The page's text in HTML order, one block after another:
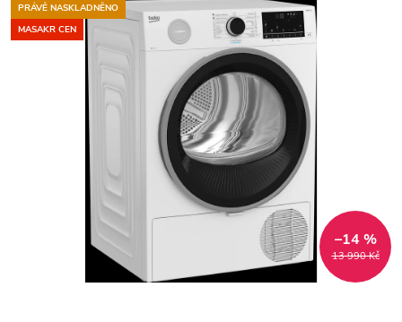
PRÁVĚ NASKLADNĚNO
MASAKR CEN
13 990 Kč
–14 %